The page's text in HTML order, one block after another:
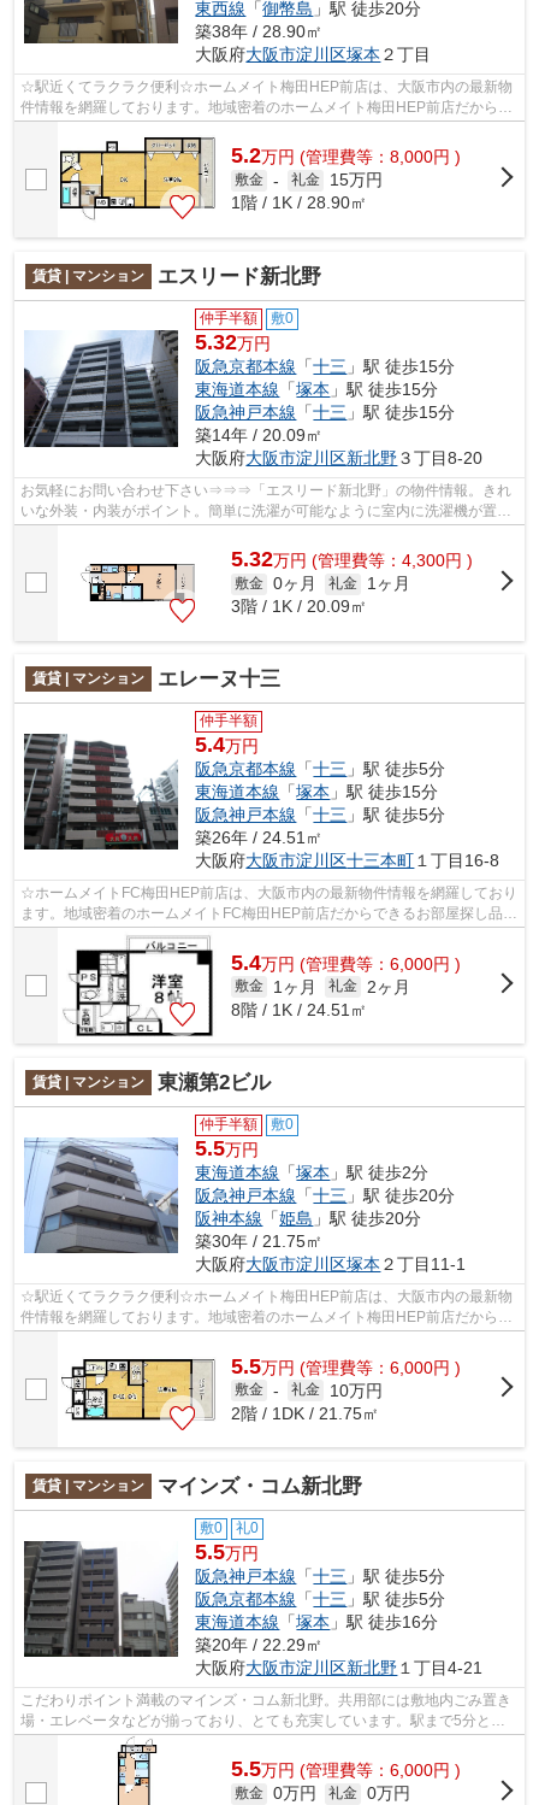
東西線 「御幣島 」駅 徒歩20分
築38年 / 28.90㎡
大阪府大阪市淀川区塚本 ２丁目
☆駅近くてラクラク便利☆ホームメイト梅田HEP前店は、大阪市内の最新物
件情報を網羅しております。地域密着のホームメイト梅田HEP前店だからで
きるお部屋探し品質であなたの理想のお部...
5.2万円 (管理費等：8,000円 )
敷金 - 礼金
15万円
1階 / 1K / 28.90㎡
賃貸 | マンション エスリード新北野
仲手半額 敷0
5.32万円
阪急京都本線 「十三 」駅 徒歩15分
東海道本線 「塚本 」駅 徒歩15分
阪急神戸本線 「十三 」駅 徒歩15分
築14年 / 20.09㎡
大阪府大阪市淀川区新北野３丁目8-20
お気軽にお問い合わせ下さい⇒⇒⇒「エスリード新北野」の物件情報。きれ
いな外装・内装がポイント。簡単に洗濯が可能なように室内に洗濯機が置け
るようにしました。お部屋のお問い合わせ...
5.32万円 (管理費等：4,300円 )
敷金 0ヶ月 礼金
1ヶ月
3階 / 1K / 20.09㎡
賃貸 | マンション エレーヌ十三
仲手半額
5.4万円
阪急京都本線 「十三 」駅 徒歩5分
東海道本線 「塚本 」駅 徒歩15分
阪急神戸本線 「十三 」駅 徒歩5分
築26年 / 24.51㎡
大阪府大阪市淀川区十三本町１丁目16-8
☆ホームメイトFC梅田HEP前店は、大阪市内の最新物件情報を網羅しており
ます。地域密着のホームメイトFC梅田HEP前店だからできるお部屋探し品質
であなたの理想のお部屋一緒に探しましょ...
5.4万円 (管理費等：6,000円 )
敷金 1ヶ月 礼金
2ヶ月
8階 / 1K / 24.51㎡
賃貸 | マンション 東瀬第2ビル
仲手半額 敷0
5.5万円
東海道本線 「塚本 」駅 徒歩2分
阪急神戸本線 「十三 」駅 徒歩20分
阪神本線 「姫島 」駅 徒歩20分
築30年 / 21.75㎡
大阪府大阪市淀川区塚本 ２丁目11-1
☆駅近くてラクラク便利☆ホームメイト梅田HEP前店は、大阪市内の最新物
件情報を網羅しております。地域密着のホームメイト梅田HEP前店だからで
5.5万円 (管理費等：6,000円 )
敷金 - 礼金
10万円
2階 / 1DK / 21.75㎡
賃貸 | マンション マインズ・コム新北野
敷0 礼0
5.5万円
阪急神戸本線 「十三 」駅 徒歩5分
阪急京都本線 「十三 」駅 徒歩5分
東海道本線 「塚本 」駅 徒歩16分
築20年 / 22.29㎡
大阪府大阪市淀川区新北野 １丁目4-21
こだわりポイント満載のマインズ・コム新北野。共用部には敷地内ごみ置き
場・エレベータなどが揃っており、とても充実しています。駅まで5分と、
駅近でアクセスも良好な物件です。防犯...
5.5万円 (管理費等：6,000円 )
敷金 0万円 礼金 0万円